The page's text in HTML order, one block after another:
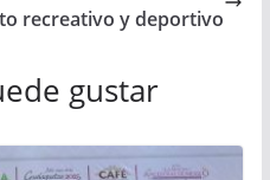
recreativo y deportivo
gustar